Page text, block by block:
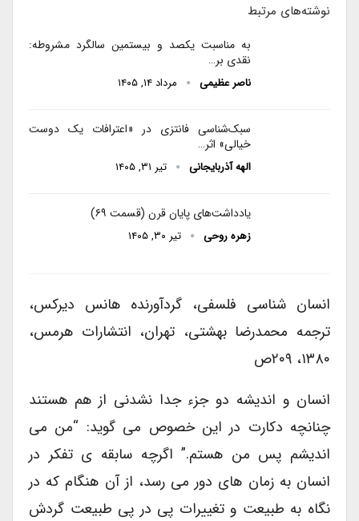
نوشته‌های مرتبط
به مناسبت یکصد و بیستمین سالگرد مشروطه:
نقدی بر…
ناصر عظیمی مرداد ۱۴, ۱۴۰۵
سبک‌شناسی فانتزی در «اعترافات یک دوست
خیالی» اثر…
الهه آذربایجانی تیر ۳۱, ۱۴۰۵
یادداشت‌های پایان قرن (قسمت ۶۹)
زهره روحی تیر ۳۰, ۱۴۰۵
انسان شناسی فلسفی، گردآورنده هانس دیرکس،
ترجمه محمدرضا بهشتی، تهران، انتشارات هرمس،
۱۳۸۰، ۲۰۹ص
انسان و اندیشه دو جزء جدا نشدنی از هم هستند
چنانچه دکارت در این خصوص می گوید: “من می
اندیشم پس من هستم.” اگرچه سابقه ی تفکر در
انسان به زمان های دور می رسد، از آن هنگام که در
نگاه به طبیعت و تغییرات پی در پی طبیعت گردش